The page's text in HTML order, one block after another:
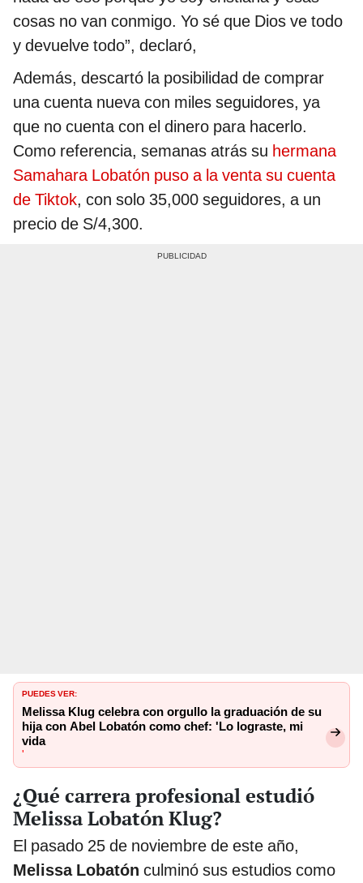
cosas no van conmigo. Yo sé que Dios ve todo
y devuelve todo”, declaró,
Además, descartó la posibilidad de comprar
una cuenta nueva con miles seguidores, ya
que no cuenta con el dinero para hacerlo.
Como referencia, semanas atrás su hermana
Samahara Lobatón puso a la venta su cuenta
de Tiktok, con solo 35,000 seguidores, a un
precio de S/4,300.
PUEDES VER:
Melissa Klug celebra con orgullo la graduación de su
hija con Abel Lobatón como chef: 'Lo lograste, mi
vida
'
¿Qué carrera profesional estudió
Melissa Lobatón Klug?
El pasado 25 de noviembre de este año,
Melissa Lobatón culminó sus estudios como